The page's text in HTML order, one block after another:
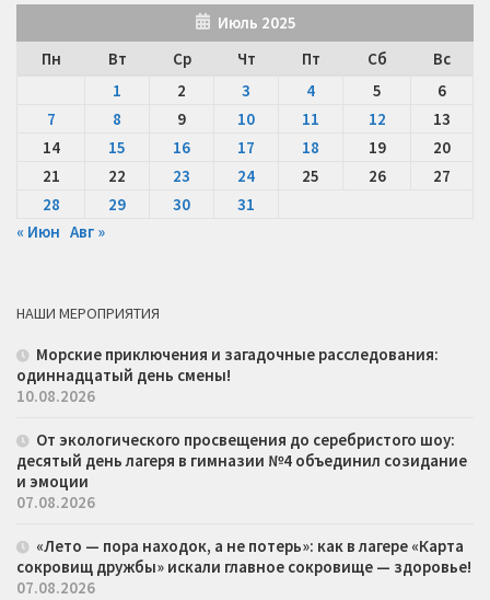
Июль 2025
Пн
Вт Ср Чт Пт Сб
Вс
1
2 3 4 5
6
7
8 9 10 11 12
13
14
15 16 17 18 19
20
21
22 23 24 25 26
27
28
29 30
31
« Июн Авг »
НАШИ МЕРОПРИЯТИЯ
Морские приключения и загадочные расследования:
одиннадцатый день смены!
10.08.2026
От экологического просвещения до серебристого шоу:
десятый день лагеря в гимназии №4 объединил созидание
и эмоции
07.08.2026
«Лето — пора находок, а не потерь»: как в лагере «Карта
сокровищ дружбы» искали главное сокровище — здоровье!
07.08.2026